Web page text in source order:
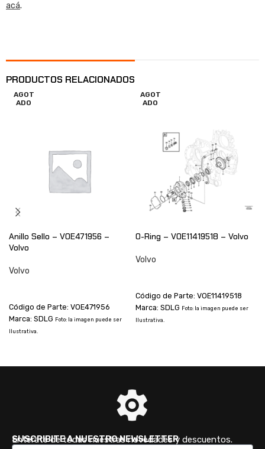
acá.
PRODUCTOS RELACIONADOS
AGOT
ADO
Anillo Sello – VOE471956 –
Volvo
Volvo
Código de Parte: VOE471956
Marca: SDLG Foto: la imagen puede ser
Ilustrativa.
AGOT
ADO
O-Ring – VOE11419518 – Volvo
Volvo
Código de Parte: VOE11419518
Marca: SDLG Foto: la imagen puede ser
Ilustrativa.
SUSCRIBITE A NUESTRO NEWSLETTER
Enterate de todas nuestras novedades y descuentos.